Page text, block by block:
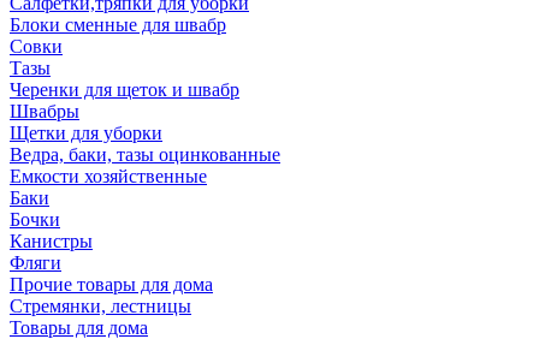
Блоки сменные для швабр
Совки
Тазы
Черенки для щеток и швабр
Швабры
Щетки для уборки
Ведра, баки, тазы оцинкованные
Емкости хозяйственные
Баки
Бочки
Канистры
Фляги
Прочие товары для дома
Стремянки, лестницы
Товары для дома